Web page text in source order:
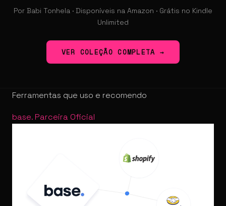
Por Babi Tonhela · Disponíveis na Amazon · Grátis no Kindle
Unlimited
VER COLEÇÃO COMPLETA →
Ferramentas que uso e recomendo
base. Parceira Oficial